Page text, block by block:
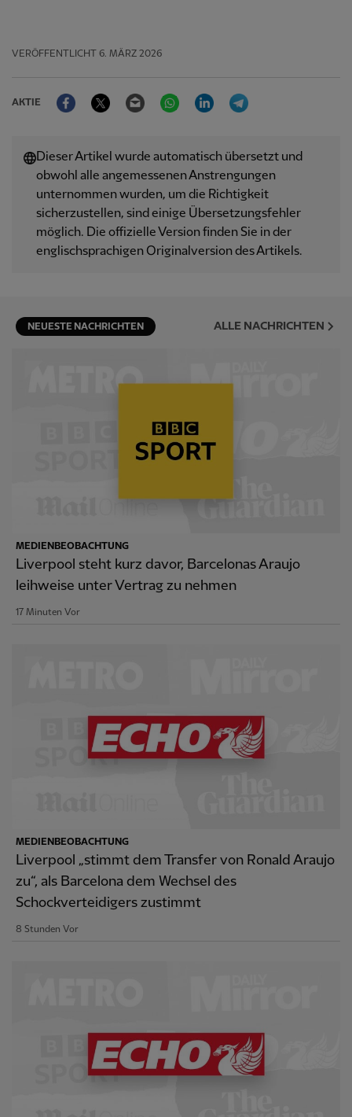
VERÖFFENTLICHT 6. MÄRZ 2026
AKTIE
FacebookTwitter Email WhatsAppLinkedIn
Dieser Artikel wurde automatisch übersetzt und
obwohl alle angemessenen Anstrengungen
unternommen wurden, um die Richtigkeit
sicherzustellen, sind einige Übersetzungsfehler
möglich. Die offizielle Version finden Sie in der
englischsprachigen Originalversion des Artikels.
NEUESTE NACHRICHTEN ALLE NACHRICHTEN
MEDIENBEOBACHTUNG
Liverpool steht kurz davor, Barcelonas Araujo
leihweise unter Vertrag zu nehmen
17 Minuten Vor
MEDIENBEOBACHTUNG
Liverpool „stimmt dem Transfer von Ronald Araujo
zu“, als Barcelona dem Wechsel des
Schockverteidigers zustimmt
8 Stunden Vor